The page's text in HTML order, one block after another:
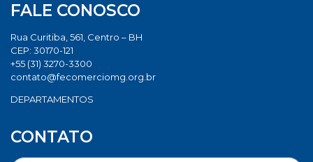
FALE CONOSCO
Rua Curitiba, 561, Centro – BH
CEP: 30170-121
+55 (31) 3270-3300
contato@fecomerciomg.org.br
DEPARTAMENTOS
CONTATO